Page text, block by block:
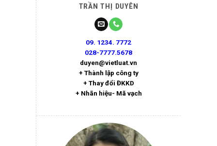
TRẦN THỊ DUYÊN
09. 1234. 7772
028-7777.5678
duyen@vietluat.vn
+ Thành lập công ty
+ Thay đổi ĐKKD
+ Nhãn hiệu- Mã vạch